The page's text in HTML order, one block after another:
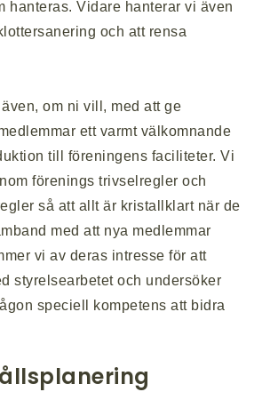
hanteras. Vidare hanterar vi även
och att rensa
om ni vill, med att ge
ett varmt välkomnande
till föreningens faciliteter. Vi
förenings trivselregler och
så att allt är kristallklart när de
med att nya medlemmar
vi av deras intresse för att
styrelsearbetet och undersöker
speciell kompetens att bidra